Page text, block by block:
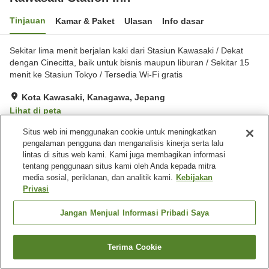
Tinjauan Kamar & Paket Ulasan Info dasar
Sekitar lima menit berjalan kaki dari Stasiun Kawasaki / Dekat
dengan Cinecitta, baik untuk bisnis maupun liburan / Sekitar 15
menit ke Stasiun Tokyo / Tersedia Wi-Fi gratis
Kota Kawasaki, Kanagawa, Jepang
Lihat di peta
Ulasan:195
Fasilitas properti
Resepsionis 24 jam
Layanan bangun tidur
Sewa yukata
Beranda Jepang Kanagawa
Kota Kawasaki
Kawasaki Station Inn
Cari kamar
Situs web ini menggunakan cookie untuk meningkatkan
pengalaman pengguna dan menganalisis kinerja serta lalu
lintas di situs web kami. Kami juga membagikan informasi
tentang penggunaan situs kami oleh Anda kepada mitra
media sosial, periklanan, dan analitik kami. Kebijakan
Privasi
Jangan Menjual Informasi Pribadi Saya
Terima Cookie